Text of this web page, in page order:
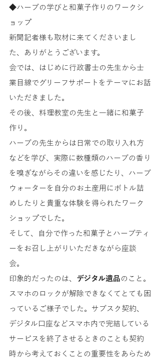
◆ハーブの学びと和菓子作りのワークシ
ョップ
新聞記者様も取材に来てくださいまし
た、ありがとうございます。
会では、はじめに行政書士の先生から士
業目線でグリーフサポートをテーマにお話
いただきました。
その後、料理教室の先生と一緒に和菓子
作り。
ハーブの先生からは日常での取り入れ方
などを学び、実際に数種類のハーブの香り
を嗅ぎながらその違いを感じたり、ハーブ
ウォーターを自分のお土産用にボトル詰
めしたりと貴重な体験を得られたワーク
ショップでした。
そして、自分で作った和菓子とハーブティ
ーをお召し上がりいただきながら座談
会。
印象的だったのは、 デジタル遺品 のこと。
スマホのロックが解除できなくてとても困
っているご様子でした。サブスク契約、
デジタル口座などスマホ内で完結している
サービスを終了させるときのことも契約
時から考えておくことの重要性をあらため